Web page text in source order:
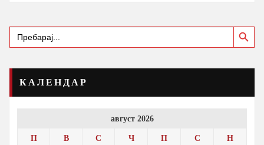
Search
for:
Search Button
КАЛЕНДАР
август 2026
П В С Ч П С Н